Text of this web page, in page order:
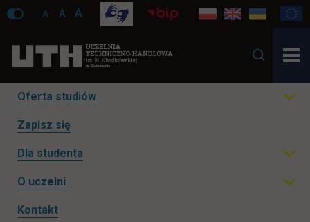
A A A
Pomiń
nawigacje
Oferta studiów Rozwiń podmenu
Zapisz się
Dla studenta Rozwiń podmenu
O uczelni
Kontakt